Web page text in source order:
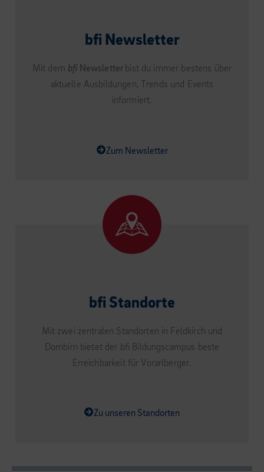
bfi Newsletter
Mit dembfi Newsletter bist du immer bestens über
aktuelle Ausbildungen, Trends und Events
informiert.
Zum Newsletter
bfi Standorte
Mit zwei zentralen Standorten in Feldkirch und
Dornbirn bietet der bfi Bildungscampus beste
Erreichbarkeit für Vorarlberger.
Zu unseren Standorten